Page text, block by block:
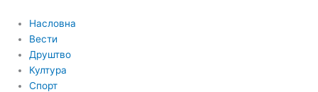
садржај
Насловна
Вести
Друштво
Култура
Спорт